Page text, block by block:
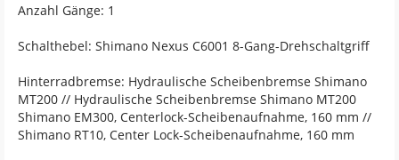
Anzahl Gänge: 1
Schalthebel: Shimano Nexus C6001 8-Gang-Drehschaltgriff
Hinterradbremse: Hydraulische Scheibenbremse Shimano
MT200 // Hydraulische Scheibenbremse Shimano MT200
Shimano EM300, Centerlock-Scheibenaufnahme, 160 mm //
Shimano RT10, Center Lock-Scheibenaufnahme, 160 mm